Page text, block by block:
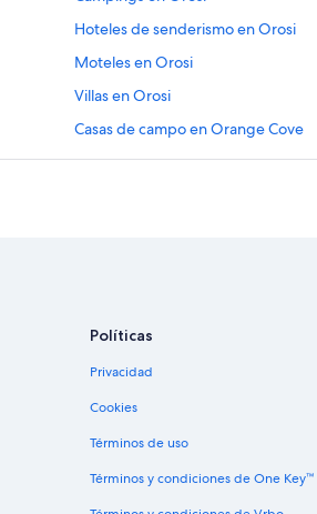
Hoteles de senderismo en Orosi
Moteles en Orosi
Villas en Orosi
Casas de campo en Orange Cove
Hoteles 3 estrellas en Dinuba
Hoteles en Dinuba
Políticas
Privacidad
Cookies
Términos de uso
Términos y condiciones de One Key™